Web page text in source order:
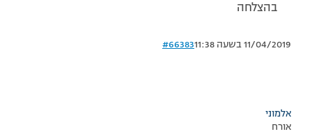
בהצלחה
11/04/2019 בשעה 11:38 #66383
אלמוני
אורח